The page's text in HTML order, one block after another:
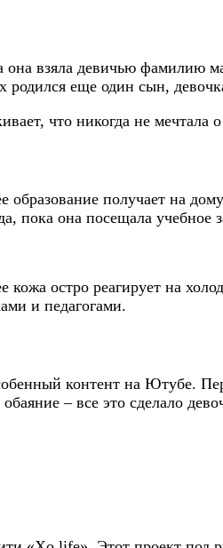
она взяла девичью
еще один сын,
что никогда не мечтала о
получает на
пока она посещала учебное
кожа остро реагирует на
и педагогами.
контент на Ютубе.
– все это сделало